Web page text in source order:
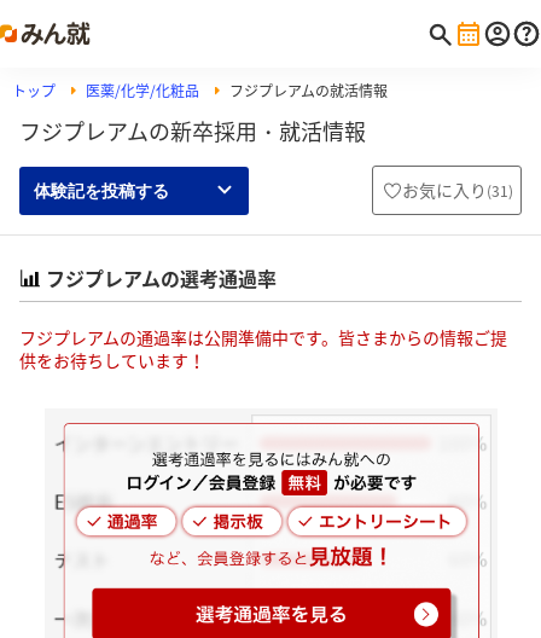
トップ 医薬/化学/化粧品 フジプレアムの就活情報
フジプレアムの新卒採用・就活情報
体験記を投稿する お気に入り (31)
フジプレアムの選考通過率
フジプレアムの通過率は公開準備中です。皆さまからの情報ご提
供をお待ちしています！